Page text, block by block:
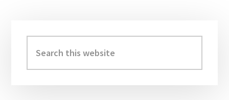
Sidebar
this
website